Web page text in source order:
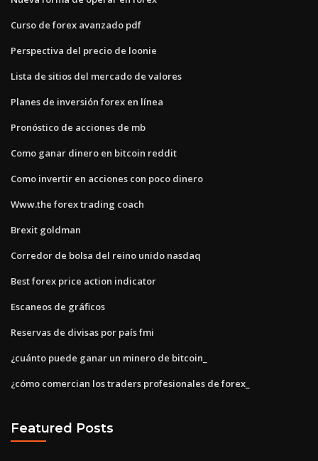
Curso de forex avanzado pdf
Perspectiva del precio de loonie
Lista de sitios del mercado de valores
Planes de inversión forex en línea
Pronóstico de acciones de mb
Como ganar dinero en bitcoin reddit
Como invertir en acciones con poco dinero
Www.the forex trading coach
Brexit goldman
Corredor de bolsa del reino unido nasdaq
Best forex price action indicator
Escaneos de gráficos
Reservas de divisas por país fmi
¿cuánto puede ganar un minero de bitcoin_
¿cómo comercian los traders profesionales de forex_
Featured Posts